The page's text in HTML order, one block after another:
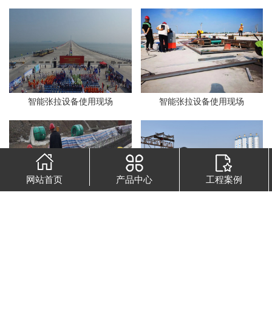
智能张拉设备使用现场 智能张拉设备使用现场
网站首页 产品中心 工程案例